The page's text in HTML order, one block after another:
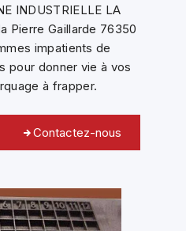
INDUSTRIELLE LA
Pierre Gaillarde 76350
impatients de
pour donner vie à vos
à frapper.
Contactez-nous